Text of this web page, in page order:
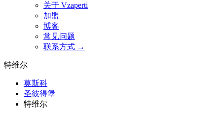
关于 Vzaperti
加盟
博客
常见问题
联系方式 →
特维尔
莫斯科
圣彼得堡
特维尔